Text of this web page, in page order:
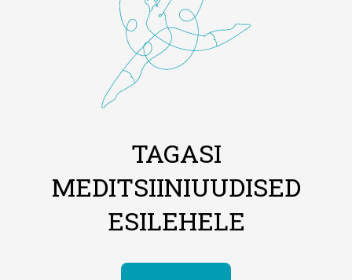
TAGASI
MEDITSIINIUUDISED
ESILEHELE